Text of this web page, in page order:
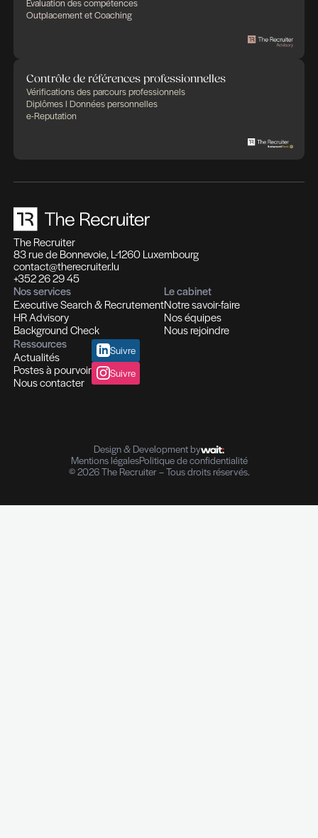
différence
Recrutement et Chasse de têtes
Fonctions d'experts I Managers I Dirigeants
Profils hautement qualifiés
Recrutement multi-secteurs
Outplacement et Coaching